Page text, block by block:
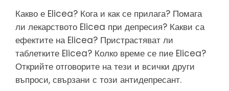
Какво е Elicea? Кога и как се прилага? Помага
ли лекарството Elicea при депресия? Какви са
ефектите на Elicea? Пристрастяват ли
таблетките Elicea? Колко време се пие Elicea?
Открийте отговорите на тези и всички други
въпроси, свързани с този антидепресант.